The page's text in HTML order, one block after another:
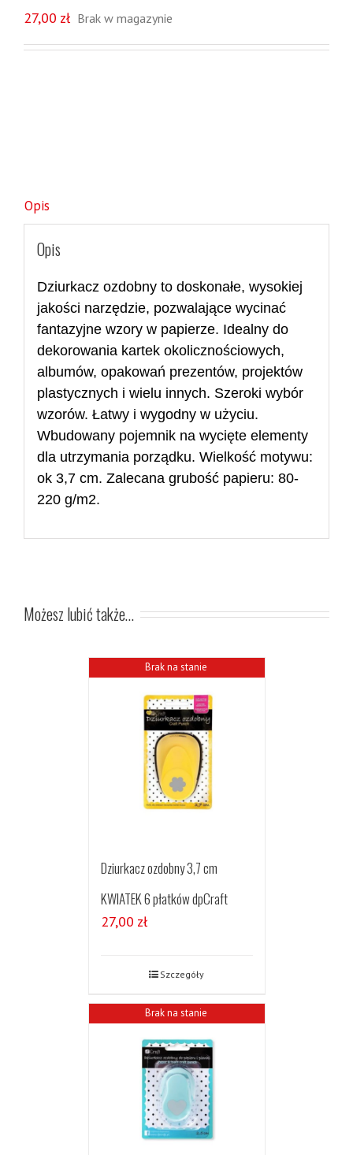
27,00 zł Brak w magazynie
Opis
Opis
Dziurkacz ozdobny to doskonałe, wysokiej
jakości narzędzie, pozwalające wycinać
fantazyjne wzory w papierze. Idealny do
dekorowania kartek okolicznościowych,
albumów, opakowań prezentów, projektów
plastycznych i wielu innych. Szeroki wybór
wzorów. Łatwy i wygodny w użyciu.
Wbudowany pojemnik na wycięte elementy
dla utrzymania porządku. Wielkość motywu:
ok 3,7 cm. Zalecana grubość papieru: 80-
220 g/m2.
Możesz lubić także…
Brak na stanie
Dziurkacz ozdobny 3,7 cm
KWIATEK 6 płatków dpCraft
27,00 zł
Szczegóły
Brak na stanie